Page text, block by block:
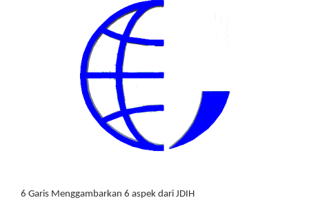
6 Garis Menggambarkan 6 aspek dari JDIH